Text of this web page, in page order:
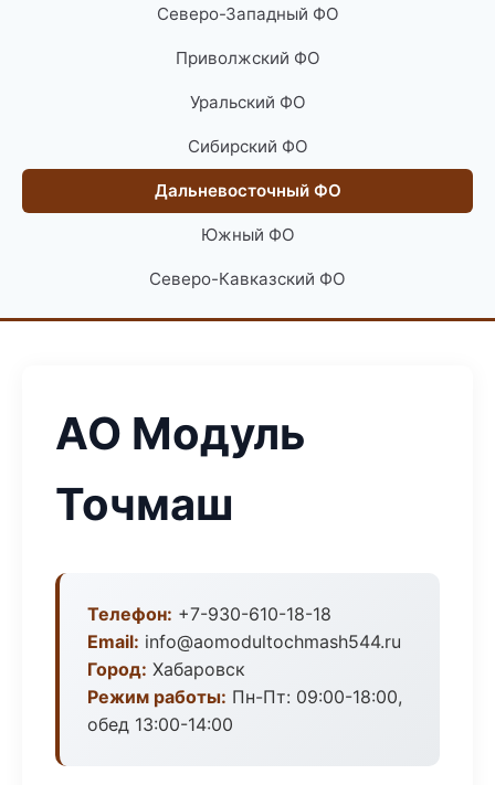
Северо-Западный ФО
Приволжский ФО
Уральский ФО
Сибирский ФО
Дальневосточный ФО
Южный ФО
Северо-Кавказский ФО
АО Модуль
Точмаш
Телефон: +7-930-610-18-18
Email: info@aomodultochmash544.ru
Город: Хабаровск
Режим работы: Пн-Пт: 09:00-18:00,
обед 13:00-14:00